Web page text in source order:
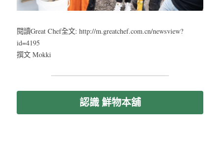
閱讀Great Chef全文: http://m.greatchef.com.cn/newsview?
id=4195
撰文 Mokki
認識 鮮物本舖